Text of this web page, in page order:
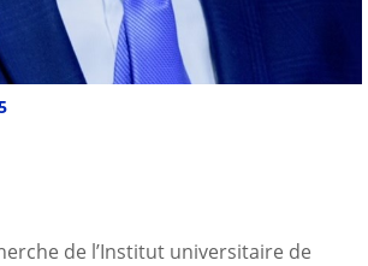
de l’Institut universitaire de